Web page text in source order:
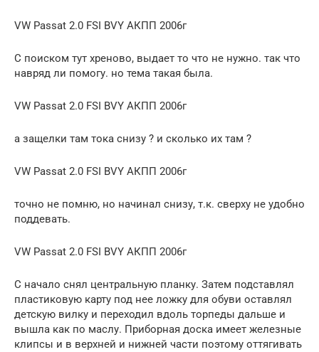
VW Passat 2.0 FSI BVY АКПП 2006г
С поиском тут хреново, выдает то что не нужно. так что
навряд ли помогу. но тема такая была.
VW Passat 2.0 FSI BVY АКПП 2006г
а защелки там тока снизу ? и сколько их там ?
VW Passat 2.0 FSI BVY АКПП 2006г
точно не помню, но начинал снизу, т.к. сверху не удобно
поддевать.
VW Passat 2.0 FSI BVY АКПП 2006г
С начало снял центральную планку. Затем подставлял
пластиковую карту под нее ложку для обуви оставлял
детскую вилку и переходил вдоль торпеды дальше и
вышла как по маслу. Приборная доска имеет железные
клипсы и в верхней и нижней части поэтому оттягивать